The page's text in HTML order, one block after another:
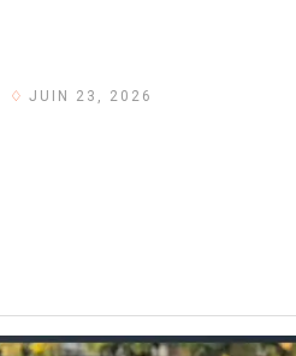
JUIN 23, 2026